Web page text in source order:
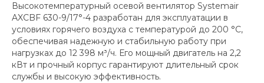
Высокотемпературный осевой вентилятор Systemair
AXCBF 630-9/17°-4 разработан для эксплуатации в
условиях горячего воздуха с температурой до 200 °C,
обеспечивая надежную и стабильную работу при
нагрузках до 12 398 м³/ч. Его мощный двигатель на 2,2
кВт и прочный корпус гарантируют длительный срок
службы и высокую эффективность.